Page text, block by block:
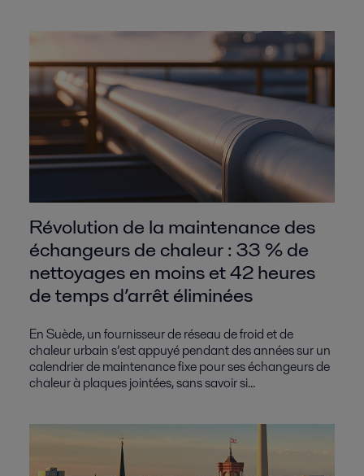
Révolution de la maintenance des
échangeurs de chaleur : 33 % de
nettoyages en moins et 42 heures
de temps d’arrêt éliminées
En Suède, un fournisseur de réseau de froid et de
chaleur urbain s’est appuyé pendant des années sur un
calendrier de maintenance fixe pour ses échangeurs de
chaleur à plaques jointées, sans savoir si...